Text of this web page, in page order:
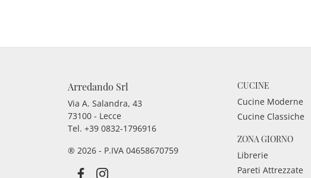
Arredando Srl
Via A. Salandra, 43
73100 - Lecce
Tel. +39 0832-1796916
® 2026 - P.IVA 04658670759
CUCINE
Cucine Moderne
Cucine Classiche
ZONA GIORNO
Librerie
Pareti Attrezzate